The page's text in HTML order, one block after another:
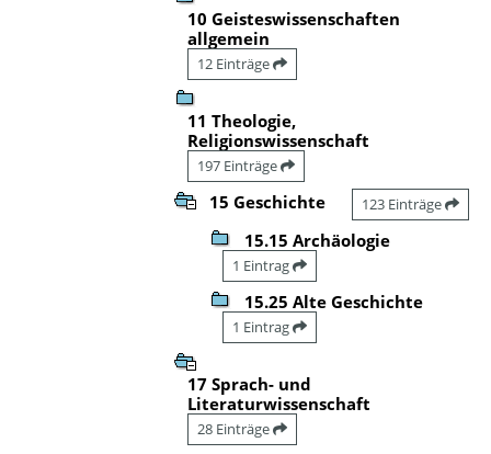
10 Geisteswissenschaften
allgemein
12 Einträge
11 Theologie,
Religionswissenschaft
197 Einträge
15 Geschichte 123 Einträge
15.15 Archäologie
1 Eintrag
15.25 Alte Geschichte
1 Eintrag
17 Sprach- und
Literaturwissenschaft
28 Einträge